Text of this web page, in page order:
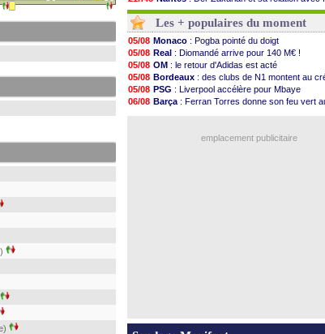
21h39 OM: le club prêt à libérer Kondogbia ?
21h26
Monaco: le message touchant d'Akliouche
21h05 FIFA: Tebas en remet une couche
20h47
FIFA: l'UEFA maintient la pression
20h30
PSG : Tebas encense Luis Enrique
20h18
Real: Vinicius jusqu'en 2032 (officiel)
20h04
Lyon: Mangala va rejoindre Getafe
19h47
OM : une offre refusée pour Aguerd
19h34
Real: c'est confirmé pour Vinicius
: une offre pour Bulka
Les + populaires du moment
05/08 Monaco : Pogba pointé du doigt
05/08 Real : Diomandé arrive pour 140 M€ !
05/08 OM : le retour d'Adidas est acté
05/08 Bordeaux : des clubs de N1 montent au
05/08 PSG : Liverpool accélère pour Mbaye
06/08 Barça : Ferran Torres donne son feu vert
emplacement publicitaire